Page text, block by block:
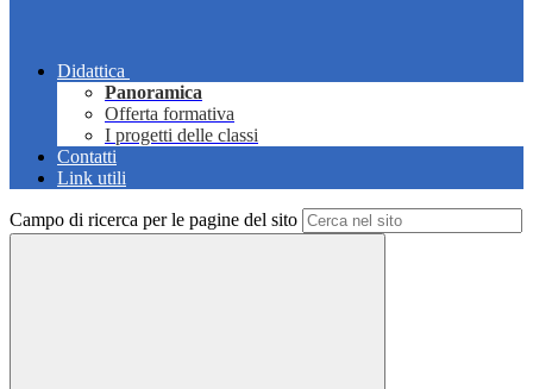
Didattica
Panoramica
Offerta formativa
I progetti delle classi
Contatti
Link utili
Campo di ricerca per le pagine del sito